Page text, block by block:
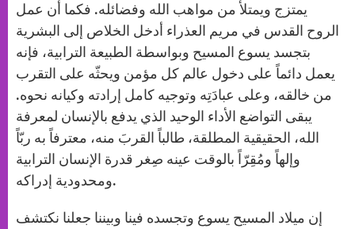
يمتزج ويمتلأ من مواهب الله وفضائله. فكما أن عمل
الروح القدس في مريم العذراء أدخل الخلاص إلى البشرية
بتجسد يسوع المسيح وبواسطة الطبيعة الترابية، فإنه
يعمل دائماً على دخول عالم كل مؤمن ويحثّه على التقرب
من خالقه، وعلى عبادَتِه وتوجيه كامل إرادته وكيانه نحوه.
يبقى التواضع الأداء الوحيد الذي يدفع بالإنسان لمعرفة
الله، الحقيقية المطلقة، طالباً القربَ منه، معترفاً به ربّاً
وإلهاً ومُقِرّاً بالوقت عينه صِغر قدرة الإنسان الترابية
ومحدودية إدراكه.
إن ميلاد المسيح يسوع وتجسده فينا وبيننا جعلنا نكتشف